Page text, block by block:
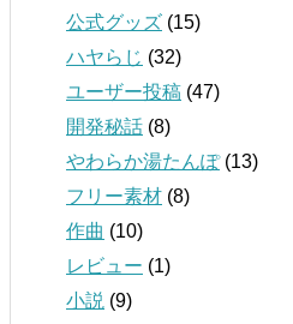
公式グッズ (15)
ハヤらじ (32)
ユーザー投稿 (47)
開発秘話 (8)
やわらか湯たんぽ(13)
フリー素材 (8)
作曲 (10)
レビュー (1)
小説 (9)